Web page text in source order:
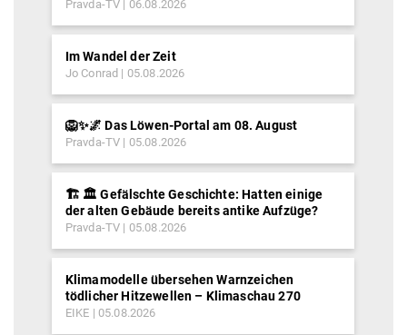
Pravda-TV 06.08.2026
Im Wandel der Zeit
Jo Conrad 05.08.2026
🦁✨🌌 Das Löwen-Portal am 08. August
Pravda-TV 05.08.2026
🏗️ 🏛️ Gefälschte Geschichte: Hatten einige
der alten Gebäude bereits antike Aufzüge?
Pravda-TV 05.08.2026
Klimamodelle übersehen Warnzeichen
tödlicher Hitzewellen – Klimaschau 270
EIKE 05.08.2026